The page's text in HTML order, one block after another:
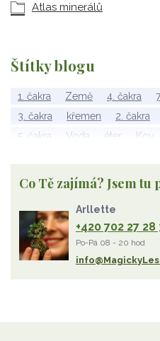
Atlas minerálů
Štítky blogu
1. čakra Země 4. čakra
3. čakra
křemen 2. čakra
5. čakra
Voda éter Kov
Wu Xing
apatit
ametyst
diamant
olivín
želva jahodový
rodochrozit
červený achát
Co Tě zajímá? Jsem tu
Arllette
+420 702 27 28
Po-Pá 08 - 20 hod